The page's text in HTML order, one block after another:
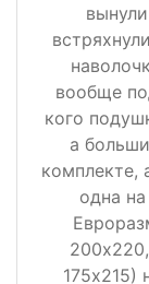
вообще
кого
а
комплекте,
одна
175х215)